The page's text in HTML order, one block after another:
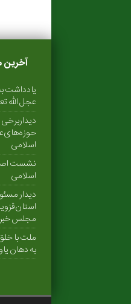
یادداشت
عجل الله
اسلامی
نشست
اسلامی
دیدار
مجلس‌
ملت با
به دهان